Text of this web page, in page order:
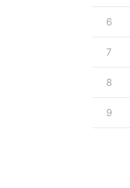
6
7
8
9